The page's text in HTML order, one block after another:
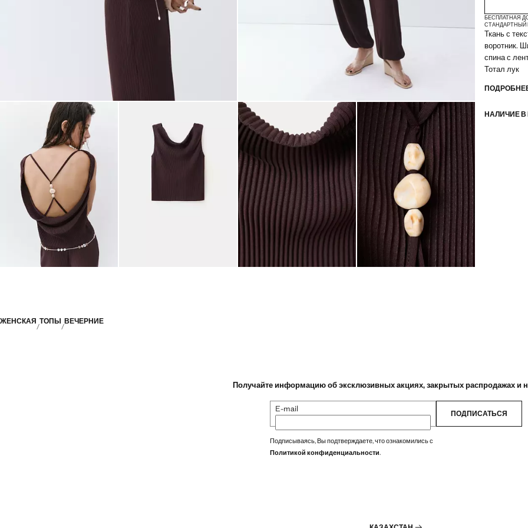
БЕСПЛАТНАЯ
СТАНДАРТНЫЙ
Ткань с
воротник.
спина с
Тотал лук
НАЛИЧИЕ
ЖЕНСКАЯ ТОПЫ ВЕЧЕРНИЕ
Получайте информацию об эксклюзивных акциях, закрытых распродажах и
E-mail ПОДПИСАТЬСЯ
Подписываясь, Вы подтверждаете, что ознакомились с
Политикой конфиденциальности.